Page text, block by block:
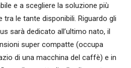
e a scegliere la soluzione più
tra le tante disponibili. Riguardo gli
sarà dedicato all’ultimo nato, il
super compatte (occupa
di una macchina del caffè) e in